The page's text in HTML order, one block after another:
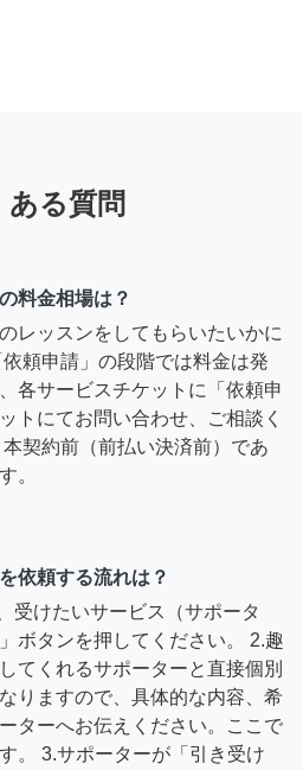
ある質問
料金相場は？
レッスンをしてもらいたいかに
頼申請」の段階では料金は発
各サービスチケットに「依頼申
トにてお問い合わせ、ご相談く
契約前（前払い決済前）であ
。
依頼する流れは？
受けたいサービス（サポータ
ボタンを押してください。 2.趣
てくれるサポーターと直接個別
りますので、具体的な内容、希
ターへお伝えください。ここで
。 3.サポーターが「引き受け